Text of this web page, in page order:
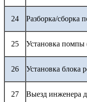
24 Разборка/сборка
25 Установка помпы
26 Установка блока
27 Выезд инженера